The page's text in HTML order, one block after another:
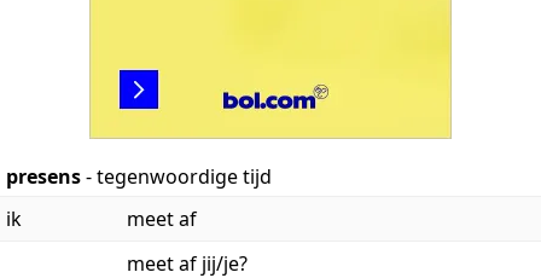
presens- tegenwoordige tijd
ik
meet af
meet af jij/je?